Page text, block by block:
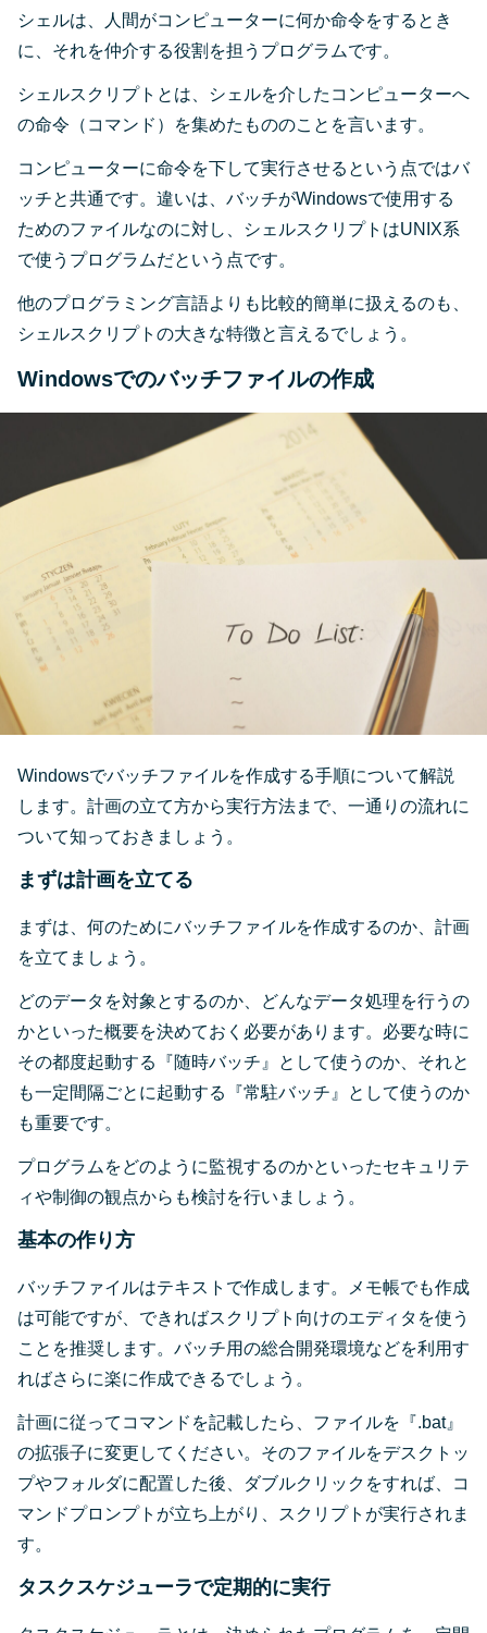
シェルは、人間がコンピューターに何か命令をするとき
に、それを仲介する役割を担うプログラムです。
シェルスクリプトとは、シェルを介したコンピューターへ
の命令（コマンド）を集めたもののことを言います。
コンピューターに命令を下して実行させるという点ではバ
ッチと共通です。違いは、バッチがWindowsで使用する
ためのファイルなのに対し、シェルスクリプトはUNIX系
で使うプログラムだという点です。
他のプログラミング言語よりも比較的簡単に扱えるのも、
シェルスクリプトの大きな特徴と言えるでしょう。
Windowsでのバッチファイルの作成
Windowsでバッチファイルを作成する手順について解説
します。計画の立て方から実行方法まで、一通りの流れに
ついて知っておきましょう。
まずは計画を立てる
まずは、何のためにバッチファイルを作成するのか、計画
を立てましょう。
どのデータを対象とするのか、どんなデータ処理を行うの
かといった概要を決めておく必要があります。必要な時に
その都度起動する『随時バッチ』として使うのか、それと
も一定間隔ごとに起動する『常駐バッチ』として使うのか
も重要です。
プログラムをどのように監視するのかといったセキュリテ
ィや制御の観点からも検討を行いましょう。
基本の作り方
バッチファイルはテキストで作成します。メモ帳でも作成
は可能ですが、できればスクリプト向けのエディタを使う
ことを推奨します。バッチ用の総合開発環境などを利用す
ればさらに楽に作成できるでしょう。
計画に従ってコマンドを記載したら、ファイルを『.bat』
の拡張子に変更してください。そのファイルをデスクトッ
プやフォルダに配置した後、ダブルクリックをすれば、コ
マンドプロンプトが立ち上がり、スクリプトが実行されま
す。
タスクスケジューラで定期的に実行